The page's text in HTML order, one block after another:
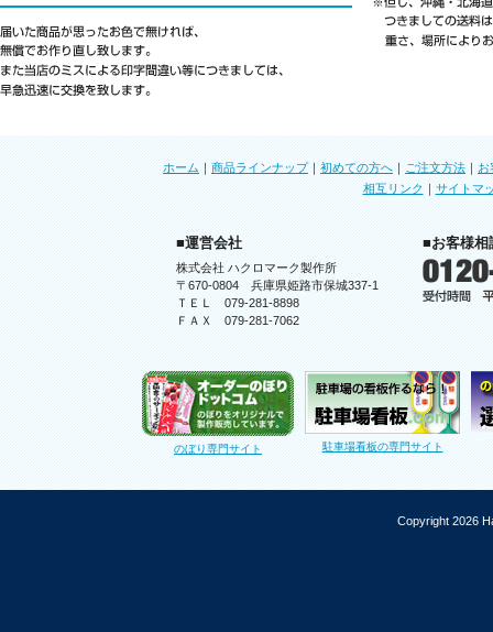
ホーム ｜ 商品ラインナップ｜ 初めての方へ ｜ ご注文方法 ｜ お
相互リンク ｜ サイトマ
■運営会社
株式会社 ハクロマーク製作所
〒670-0804 兵庫県姫路市保城337-1
ＴＥＬ 079-281-8898
ＦＡＸ 079-281-7062
■お客様相
のぼり専門サイト 駐車場看板の専門サイト
Copyright 2026